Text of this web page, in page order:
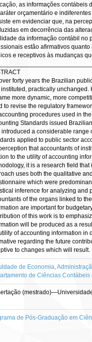
as informações contábeis
orçamentário e
em evidenciar que, na
em decorrência das
da informação contábil no
estão afirmativos
e receptivos às mudanças
forty years the Brazilian
practically
more dynamic, more
to revise the regulatory
procedures used in
Standards issued
introduced a considerable range
applied to public sector
that accountants of
to the utility of accounting
it is a research field
uses both the qualitative
which were
inference for analyzing and
of the organs linked to
are important for
of this work is to
will be produced as a
of accounting information in
regarding the future
to changes which will result.
de Economia,
de Ciências Contábeis
de Pós-Graduação em